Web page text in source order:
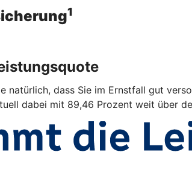
1
natürlich, dass Sie im Ernstfall gut
dabei mit 89,46 Prozent weit über